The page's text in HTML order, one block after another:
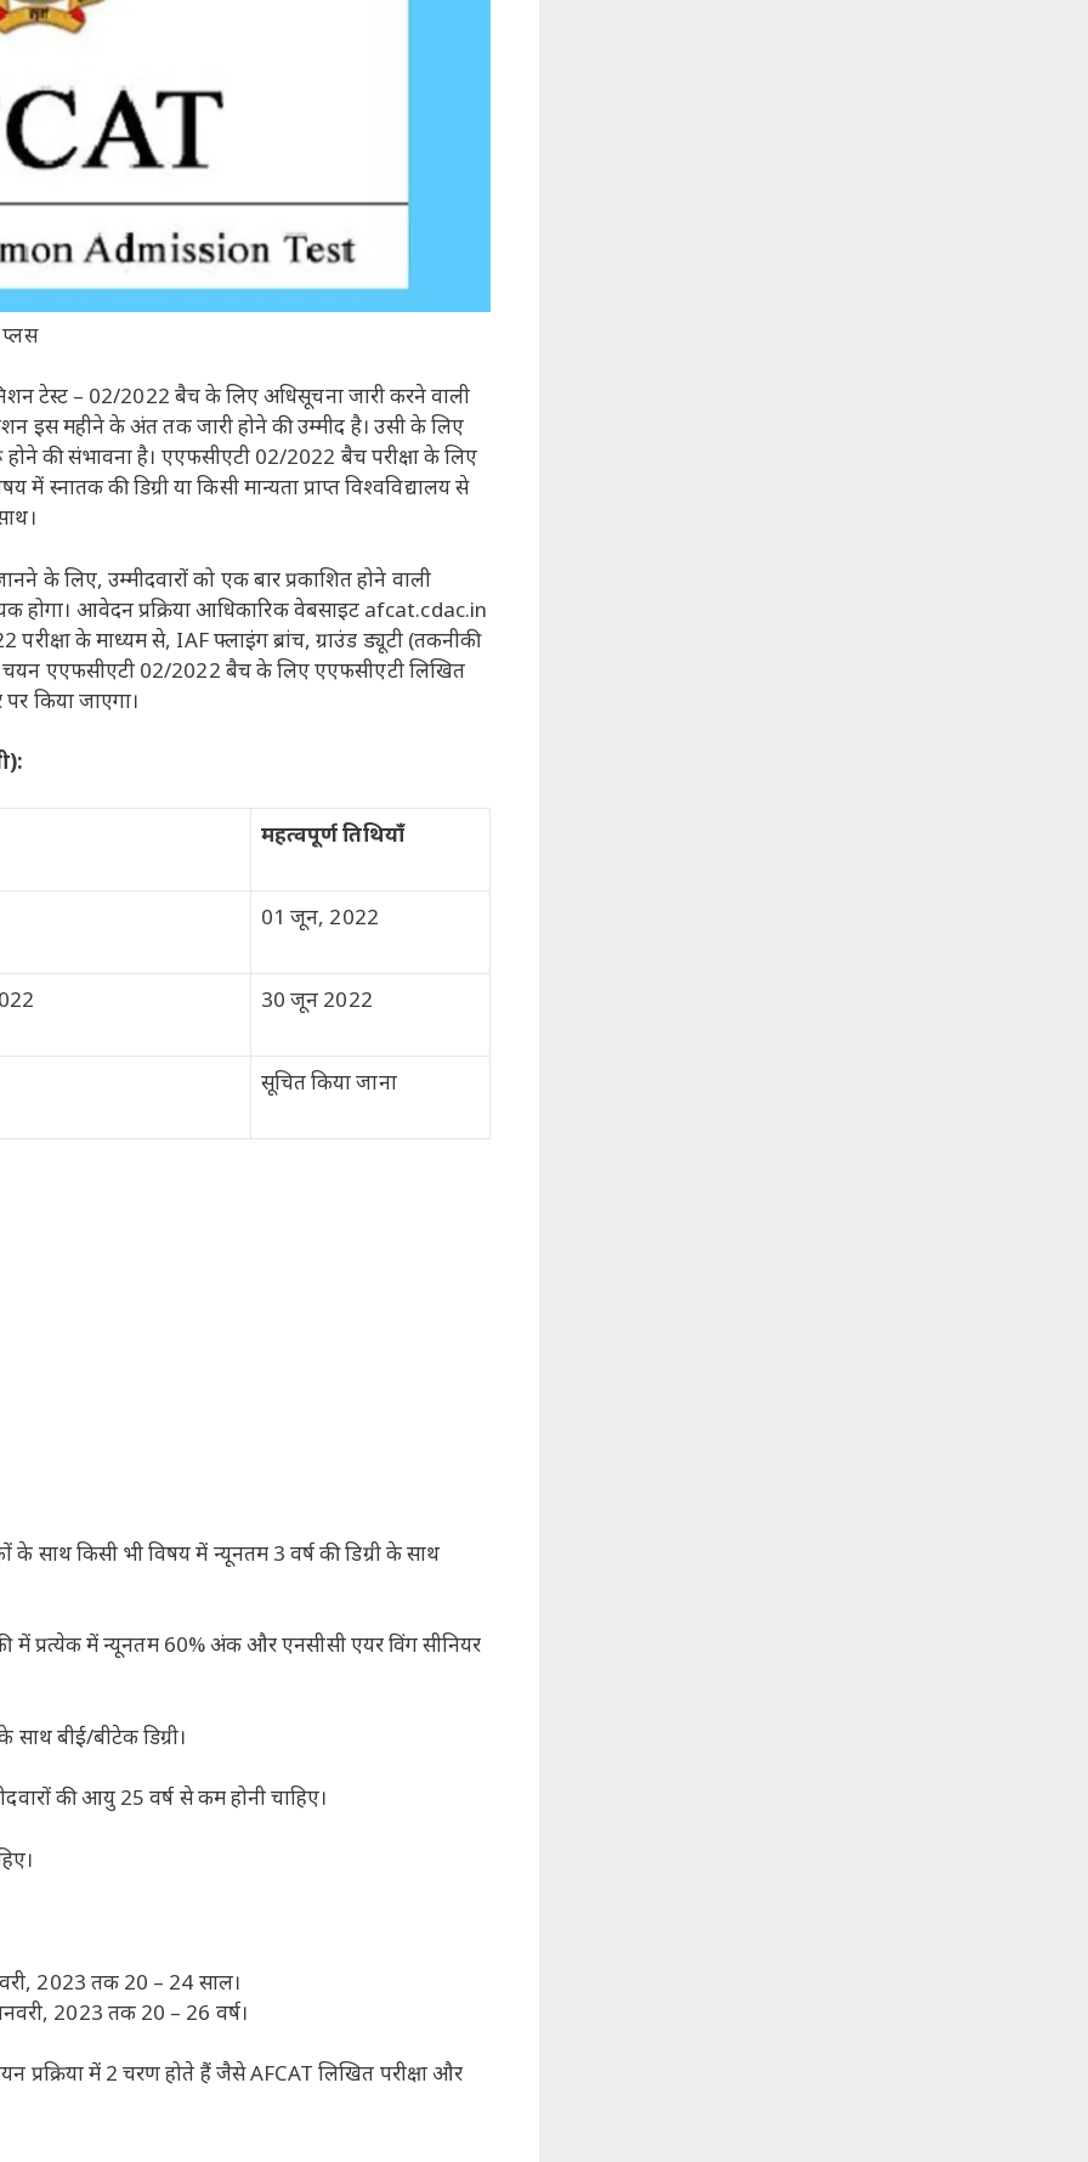
टेस्ट – 02/2022 बैच के लिए अधिसूचना जारी करने वाली
इस महीने के अंत तक जारी होने की उम्मीद है। उसी के लिए
की संभावना है। एएफसीएटी 02/2022 बैच परीक्षा के लिए
स्नातक की डिग्री या किसी मान्यता प्राप्त विश्वविद्यालय से
के लिए, उम्मीदवारों को एक बार प्रकाशित होने वाली
आवेदन प्रक्रिया आधिकारिक वेबसाइट afcat.cdac.in
के माध्यम से, IAF फ्लाइंग ब्रांच, ग्राउंड ड्यूटी (तकनीकी
चयन एएफसीएटी 02/2022 बैच के लिए एएफसीएटी लिखित
किया जाएगा।
महत्वपूर्ण तिथियाँ
01 जून, 2022
30 जून 2022
सूचित किया जाना
के साथ किसी भी विषय में न्यूनतम 3 वर्ष की डिग्री के साथ
में प्रत्येक में न्यूनतम 60% अंक और एनसीसी एयर विंग सीनियर
साथ बीई/बीटेक डिग्री।
की आयु 25 वर्ष से कम होनी चाहिए।
2023 तक 20 – 24 साल।
2023 तक 20 – 26 वर्ष।
प्रक्रिया में 2 चरण होते हैं जैसे AFCAT लिखित परीक्षा और